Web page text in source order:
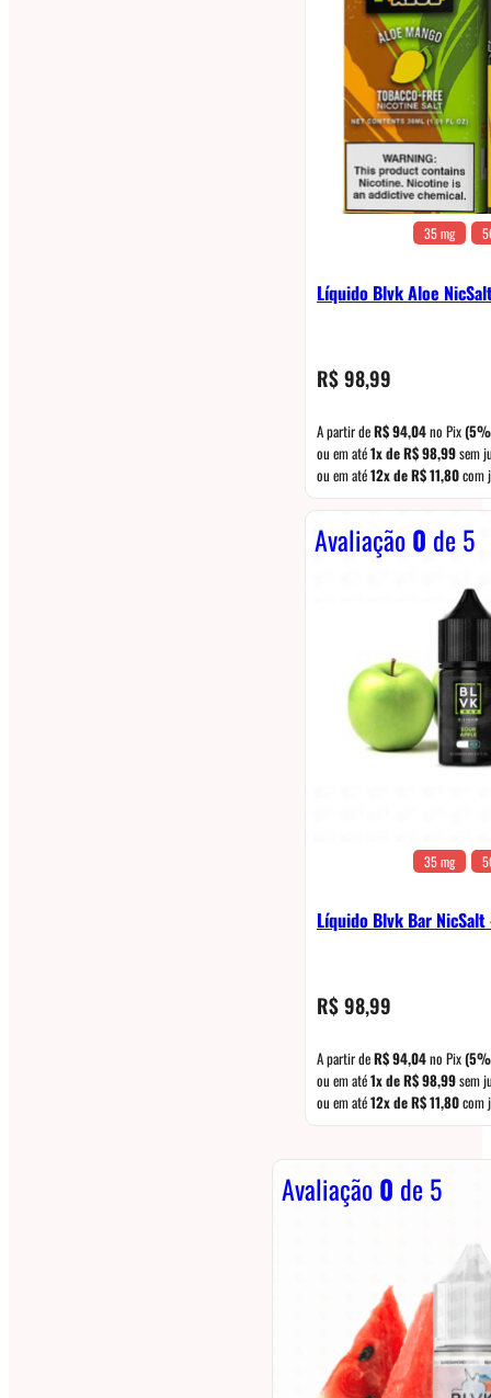
35 mg
Líquido Blvk Aloe
R$98,99
A partir deR$94,04no Pix
ou em até1x deR$98,99sem
ou em até12x deR$11,80com
Avaliação0 de 5
35 mg
Líquido Blvk Bar
R$98,99
A partir deR$94,04no Pix
ou em até1x deR$98,99sem
ou em até12x deR$11,80com
Avaliação0 de 5